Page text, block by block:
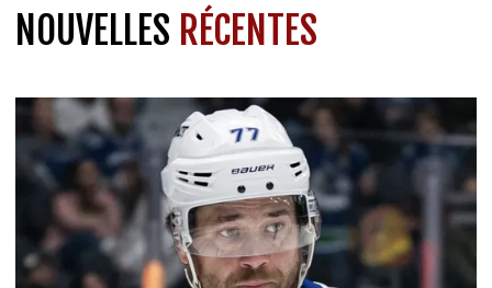
NOUVELLES RÉCENTES